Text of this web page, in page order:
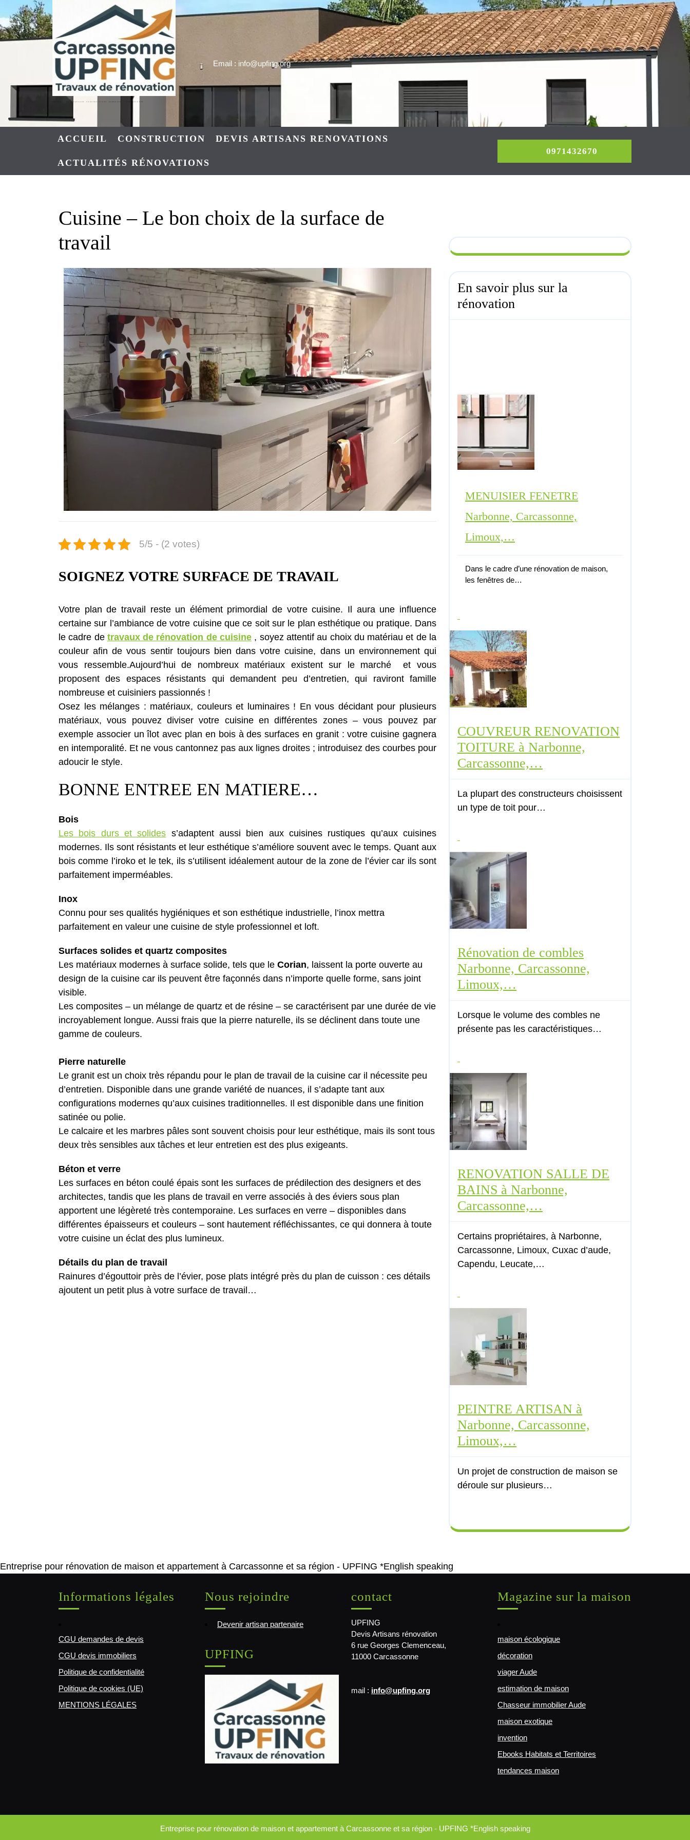
to
content
Email : info@upfing.org
ACCUEIL CONSTRUCTION DEVIS ARTISANS RENOVATIONS
ACTUALITÉS RÉNOVATIONS
0971432670
Cuisine – Le bon choix de la surface de
travail
5/5 - (2 votes)
SOIGNEZ VOTRE SURFACE DE TRAVAIL
Votre plan de travail reste un élément primordial de votre cuisine. Il aura une influence
certaine sur l’ambiance de votre cuisine que ce soit sur le plan esthétique ou pratique. Dans
le cadre de travaux de rénovation de cuisine , soyez attentif au choix du matériau et de la
couleur afin de vous sentir toujours bien dans votre cuisine, dans un environnement qui
vous ressemble.Aujourd’hui de nombreux matériaux existent sur le marché et vous
proposent des espaces résistants qui demandent peu d’entretien, qui raviront famille
nombreuse et cuisiniers passionnés !
Osez les mélanges : matériaux, couleurs et luminaires ! En vous décidant pour plusieurs
matériaux, vous pouvez diviser votre cuisine en différentes zones – vous pouvez par
exemple associer un îlot avec plan en bois à des surfaces en granit : votre cuisine gagnera
en intemporalité. Et ne vous cantonnez pas aux lignes droites ; introduisez des courbes pour
adoucir le style.
BONNE ENTREE EN MATIERE…
Bois
Les bois durs et solides s’adaptent aussi bien aux cuisines rustiques qu’aux cuisines
modernes. Ils sont résistants et leur esthétique s’améliore souvent avec le temps. Quant aux
bois comme l’iroko et le tek, ils s’utilisent idéalement autour de la zone de l’évier car ils sont
parfaitement imperméables.
Inox
Connu pour ses qualités hygiéniques et son esthétique industrielle, l’inox mettra
parfaitement en valeur une cuisine de style professionnel et loft.
Surfaces solides et quartz composites
Les matériaux modernes à surface solide, tels que le Corian, laissent la porte ouverte au
design de la cuisine car ils peuvent être façonnés dans n’importe quelle forme, sans joint
visible.
Les composites – un mélange de quartz et de résine – se caractérisent par une durée de vie
incroyablement longue. Aussi frais que la pierre naturelle, ils se déclinent dans toute une
gamme de couleurs.
Pierre naturelle
Le granit est un choix très répandu pour le plan de travail de la cuisine car il nécessite peu
d’entretien. Disponible dans une grande variété de nuances, il s’adapte tant aux
configurations modernes qu’aux cuisines traditionnelles. Il est disponible dans une finition
satinée ou polie.
Le calcaire et les marbres pâles sont souvent choisis pour leur esthétique, mais ils sont tous
deux très sensibles aux tâches et leur entretien est des plus exigeants.
Béton et verre
Les surfaces en béton coulé épais sont les surfaces de prédilection des designers et des
architectes, tandis que les plans de travail en verre associés à des éviers sous plan
apportent une légèreté très contemporaine. Les surfaces en verre – disponibles dans
différentes épaisseurs et couleurs – sont hautement réfléchissantes, ce qui donnera à toute
votre cuisine un éclat des plus lumineux.
Détails du plan de travail
Rainures d’égouttoir près de l’évier, pose plats intégré près du plan de cuisson : ces détails
ajoutent un petit plus à votre surface de travail…
En savoir plus sur la
rénovation
MENUISIER FENETRE
Narbonne, Carcassonne,
Limoux,…
Dans le cadre d’une rénovation de maison,
les fenêtres de…
COUVREUR RENOVATION
TOITURE à Narbonne,
Carcassonne,…
La plupart des constructeurs choisissent
un type de toit pour…
Rénovation de combles
Narbonne, Carcassonne,
Limoux,…
Lorsque le volume des combles ne
présente pas les caractéristiques…
RENOVATION SALLE DE
BAINS à Narbonne,
Carcassonne,…
Certains propriétaires, à Narbonne,
Carcassonne, Limoux, Cuxac d’aude,
Capendu, Leucate,…
PEINTRE ARTISAN à
Narbonne, Carcassonne,
Limoux,…
Un projet de construction de maison se
déroule sur plusieurs…
Entreprise pour rénovation de maison et appartement à Carcassonne et sa région - UPFING *English speaking
Informations légales
CGU demandes de devis
CGU devis immobiliers
Politique de confidentialité
Politique de cookies (UE)
MENTIONS LÉGALES
Nous rejoindre
Devenir artisan partenaire
UPFING
contact
UPFING
Devis Artisans rénovation
6 rue Georges Clemenceau,
11000 Carcassonne
mail : info@upfing.org
Magazine sur la maison
maison écologique
décoration
viager Aude
estimation de maison
Chasseur immobilier Aude
maison exotique
invention
Ebooks Habitats et Territoires
tendances maison
Entreprise pour rénovation de maison et appartement à Carcassonne et sa région - UPFING *English speaking